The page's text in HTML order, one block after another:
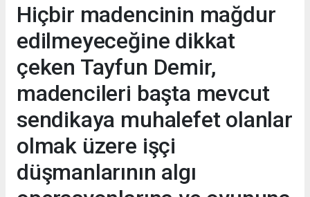
Hiçbir madencinin mağdur
edilmeyeceğine dikkat
çeken Tayfun Demir,
madencileri başta mevcut
sendikaya muhalefet olanlar
olmak üzere işçi
düşmanlarının algı